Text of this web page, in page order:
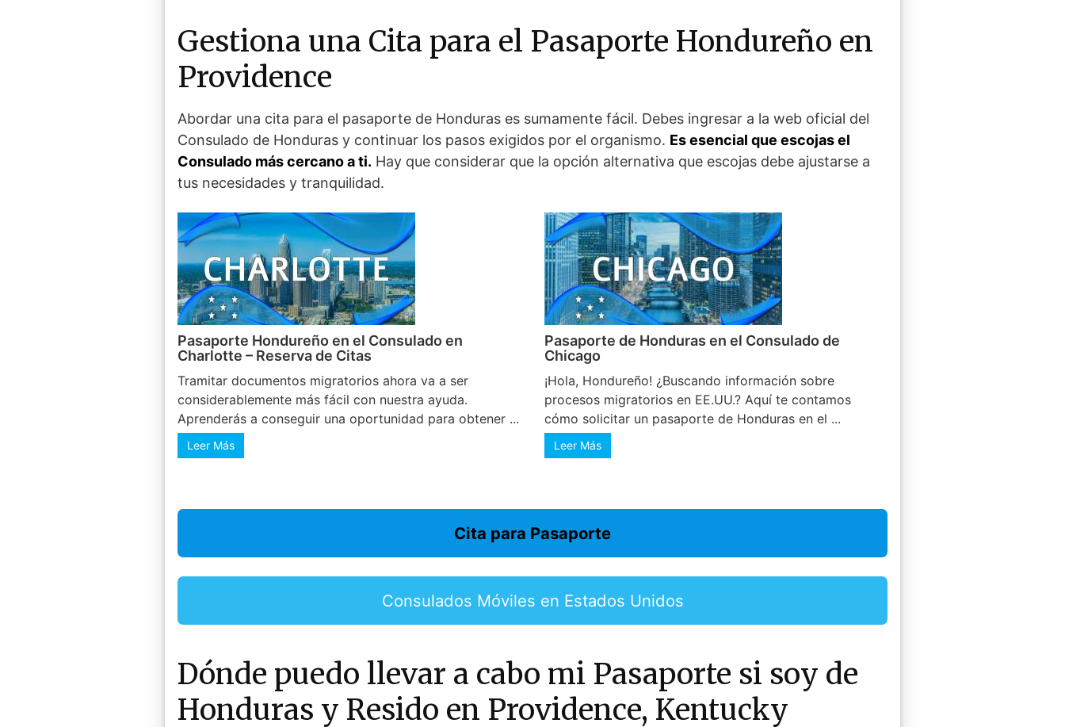
Gestiona una Cita para el Pasaporte Hondureño en
Providence
Abordar una cita para el pasaporte de Honduras es sumamente fácil. Debes ingresar a la web oficial del
Consulado de Honduras y continuar los pasos exigidos por el organismo. Es esencial que escojas el
Consulado más cercano a ti. Hay que considerar que la opción alternativa que escojas debe ajustarse a
tus necesidades y tranquilidad.
Pasaporte Hondureño en el Consulado en
Charlotte – Reserva de Citas
Tramitar documentos migratorios ahora va a ser
considerablemente más fácil con nuestra ayuda.
Aprenderás a conseguir una oportunidad para obtener ...
Leer Más
Pasaporte de Honduras en el Consulado de
Chicago
¡Hola, Hondureño! ¿Buscando información sobre
procesos migratorios en EE.UU.? Aquí te contamos
cómo solicitar un pasaporte de Honduras en el ...
Leer Más
Cita para Pasaporte
Consulados Móviles en Estados Unidos
Dónde puedo llevar a cabo mi Pasaporte si soy de
Honduras y Resido en Providence, Kentucky